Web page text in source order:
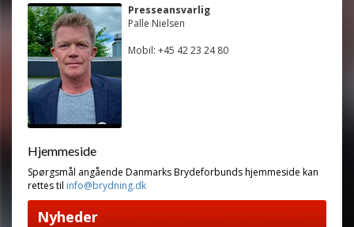
Presseansvarlig
Palle Nielsen
Mobil: +45 42 23 24 80
Hjemmeside
Spørgsmål angående Danmarks Brydeforbunds hjemmeside kan
rettes til info@brydning.dk
Nyheder